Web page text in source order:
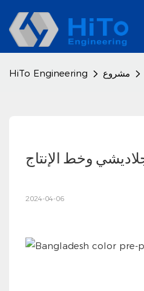
HiTo Engineering مشروع
وخط الإنتاج
2024-04-06